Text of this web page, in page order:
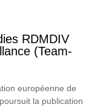
RDMDIV
(Team-
européenne de
la publication